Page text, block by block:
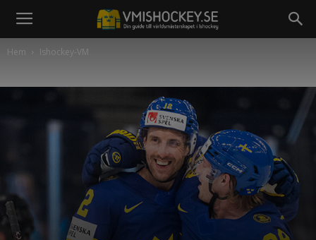
Hem Ishockey-VM